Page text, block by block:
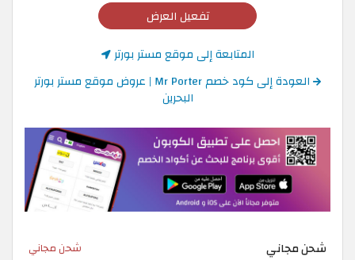
تفعيل العرض
المتابعة إلى موقع مستر بورتر
العودة إلى كود خصم Mr Porter | عروض موقع مستر بورتر
البحرين
شحن مجاني شحن مجاني